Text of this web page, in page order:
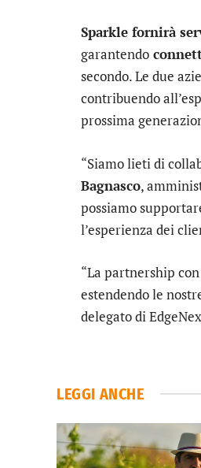
Sparkle fornirà
garantendo
secondo. Le due
contribuendo
prossima
“Siamo lieti di
Bagnasco,
possiamo
l’esperienza dei
“La partnership
estendendo le
delegato di
LEGGI ANCHE